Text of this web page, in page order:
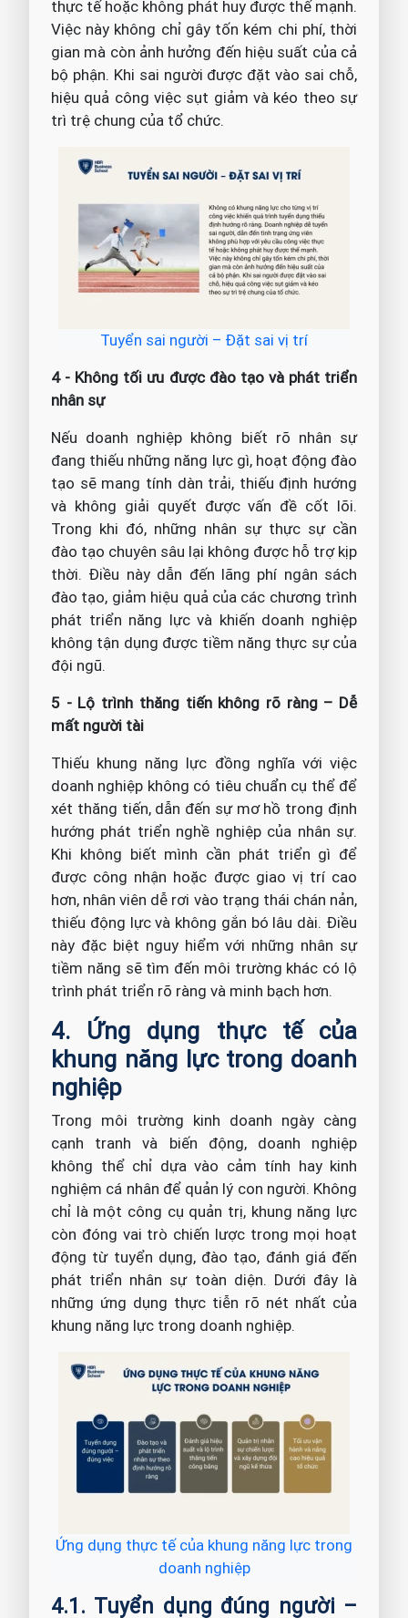
thực tế hoặc không phát huy được thế mạnh.
Việc này không chỉ gây tốn kém chi phí, thời
gian mà còn ảnh hưởng đến hiệu suất của cả
bộ phận. Khi sai người được đặt vào sai chỗ,
hiệu quả công việc sụt giảm và kéo theo sự
trì trệ chung của tổ chức.
Tuyển sai người – Đặt sai vị trí
4 - Không tối ưu được đào tạo và phát triển
nhân sự
Nếu doanh nghiệp không biết rõ nhân sự
đang thiếu những năng lực gì, hoạt động đào
tạo sẽ mang tính dàn trải, thiếu định hướng
và không giải quyết được vấn đề cốt lõi.
Trong khi đó, những nhân sự thực sự cần
đào tạo chuyên sâu lại không được hỗ trợ kịp
thời. Điều này dẫn đến lãng phí ngân sách
đào tạo, giảm hiệu quả của các chương trình
phát triển năng lực và khiến doanh nghiệp
không tận dụng được tiềm năng thực sự của
đội ngũ.
5 - Lộ trình thăng tiến không rõ ràng – Dễ
mất người tài
Thiếu khung năng lực đồng nghĩa với việc
doanh nghiệp không có tiêu chuẩn cụ thể để
xét thăng tiến, dẫn đến sự mơ hồ trong định
hướng phát triển nghề nghiệp của nhân sự.
Khi không biết mình cần phát triển gì để
được công nhận hoặc được giao vị trí cao
hơn, nhân viên dễ rơi vào trạng thái chán nản,
thiếu động lực và không gắn bó lâu dài. Điều
này đặc biệt nguy hiểm với những nhân sự
tiềm năng sẽ tìm đến môi trường khác có lộ
trình phát triển rõ ràng và minh bạch hơn.
4. Ứng dụng thực tế của
khung năng lực trong doanh
nghiệp
Trong môi trường kinh doanh ngày càng
cạnh tranh và biến động, doanh nghiệp
không thể chỉ dựa vào cảm tính hay kinh
nghiệm cá nhân để quản lý con người. Không
chỉ là một công cụ quản trị, khung năng lực
còn đóng vai trò chiến lược trong mọi hoạt
động từ tuyển dụng, đào tạo, đánh giá đến
phát triển nhân sự toàn diện. Dưới đây là
những ứng dụng thực tiễn rõ nét nhất của
khung năng lực trong doanh nghiệp.
Ứng dụng thực tế của khung năng lực trong
doanh nghiệp
4.1. Tuyển dụng đúng người –